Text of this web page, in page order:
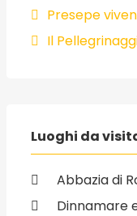
Presepe
Il
Luoghi da
Abbazia di
Dinnamare